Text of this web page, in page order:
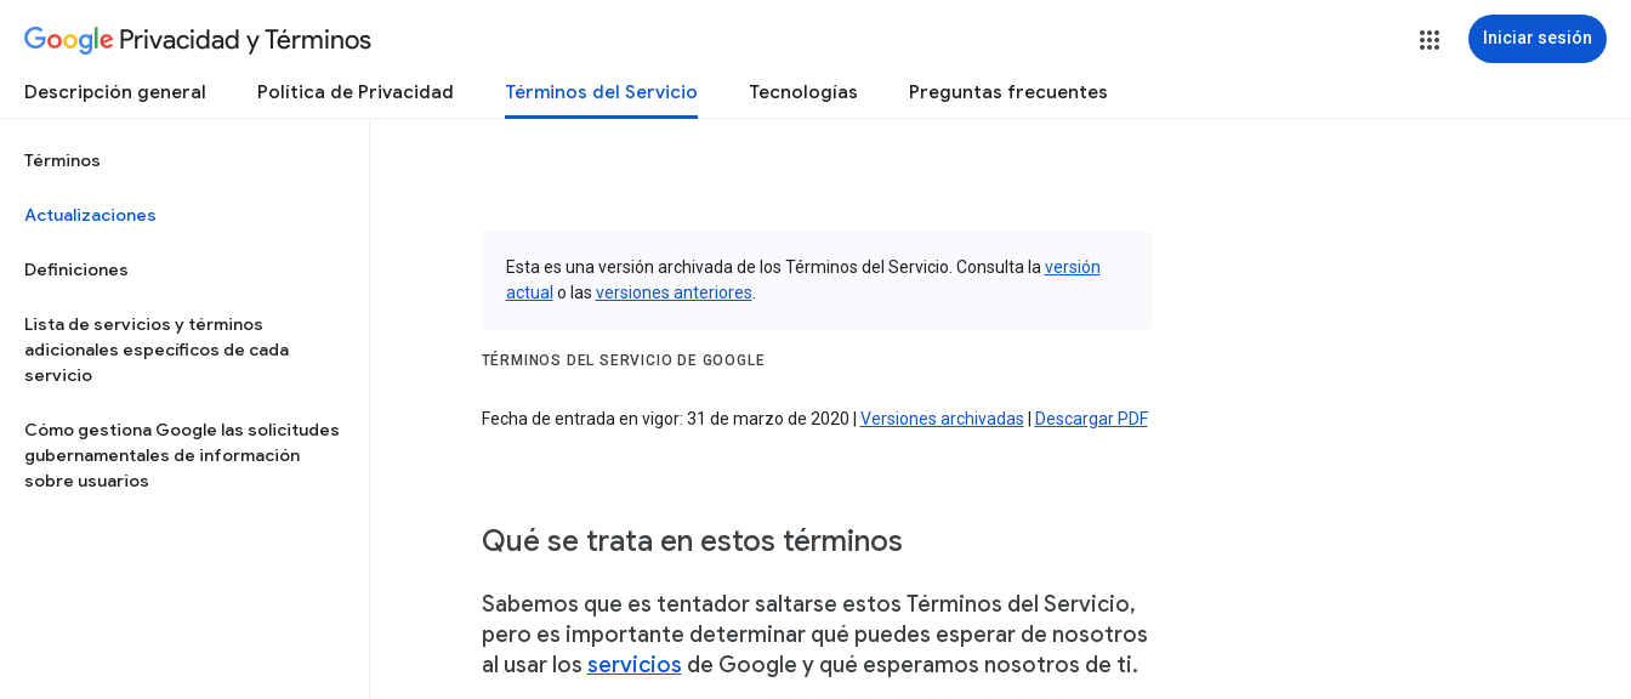
Privacidad y Términos Iniciar sesión
Descripción general Política de Privacidad Términos del Servicio Tecnologías Preguntas frecuentes
Términos
Actualizaciones
Definiciones
Lista de servicios y términos
adicionales específicos de cada
servicio
Cómo gestiona Google las solicitudes
gubernamentales de información
sobre usuarios
Esta es una versión archivada de los Términos del Servicio. Consulta la versión
actual o las versiones anteriores
TÉRMINOS DEL SERVICIO DE GOOGLE
Fecha de entrada en vigor: 31 de marzo de 2020 | Versiones archivadas Descargar PDF
Qué se trata en estos términos
Sabemos que es tentador saltarse estos Términos del Servicio,
pero es importante determinar qué puedes esperar de nosotros
al usar los servicios de Google y qué esperamos nosotros de ti.